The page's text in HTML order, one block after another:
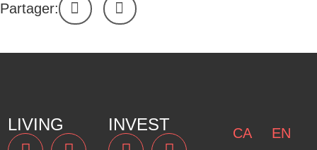
Partager:
LIVING INVEST CA
EN